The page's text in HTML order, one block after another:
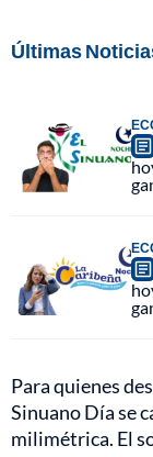
Últimas
Para quienes
Sinuano Día se
milimétrica. El